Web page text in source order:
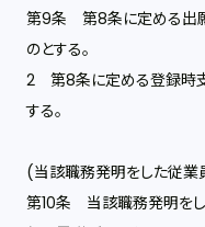
第9条 第8条に定める出
のとする。
2 第8条に定める登録時
する。
(当該職務発明をした従業
第10条 当該職務発明をし